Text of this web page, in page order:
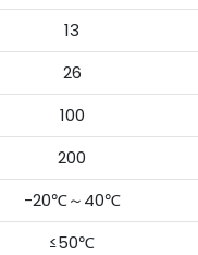
13
26
100
200
-20℃～40℃
≤50℃